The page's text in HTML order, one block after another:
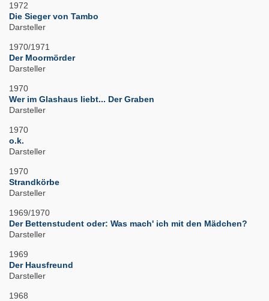
1972
Die Sieger von Tambo
Darsteller
1970/1971
Der Moormörder
Darsteller
1970
Wer im Glashaus liebt... Der Graben
Darsteller
1970
o.k.
Darsteller
1970
Strandkörbe
Darsteller
1969/1970
Der Bettenstudent oder: Was mach' ich mit den Mädchen?
Darsteller
1969
Der Hausfreund
Darsteller
1968